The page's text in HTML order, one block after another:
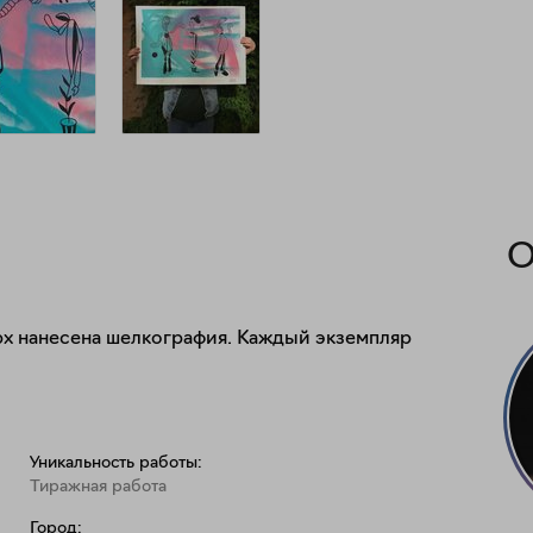
нанесена шелкография. Каждый экземпляр
Уникальность работы:
Тиражная работа
Город: